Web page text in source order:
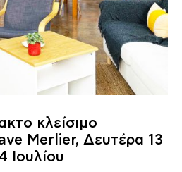
κλείσιμο
Merlier, Δευτέρα 13
Ιουλίου